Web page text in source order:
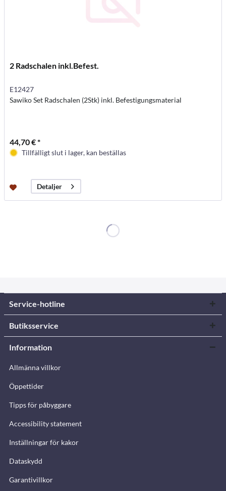
2 Radschalen inkl.Befest.
E12427
Sawiko Set Radschalen (2Stk) inkl. Befestigungsmaterial
44,70 € *
Tillfälligt slut i lager, kan beställas
Detaljer
Service-hotline
Butiksservice
Information
Allmänna villkor
Öppettider
Tipps för påbyggare
Accessibility statement
Inställningar för kakor
Dataskydd
Garantivillkor